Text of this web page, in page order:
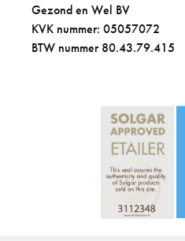
Gezond en Wel BV
KVK nummer: 05057072
BTW nummer 80.43.79.415